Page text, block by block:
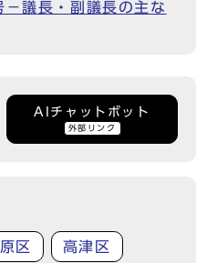
議長・副議長の主な
AIチャットボット
外部リンク
区 高津区